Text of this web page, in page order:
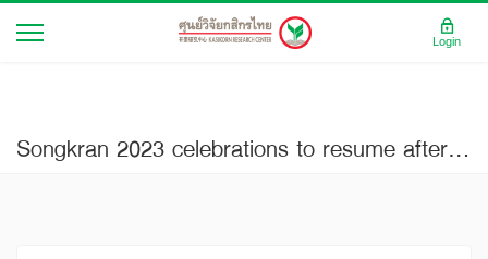
Songkran 2023 celebrations to resume after three quiet years; Thai tourists expected to make more than 5.1 million domestic trips during 5-day holidays, with tourism spending reaching THB23 billion
Login